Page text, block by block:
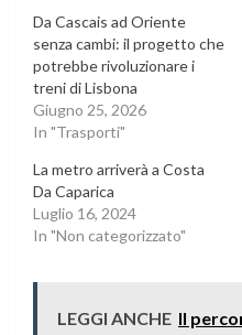
Da Cascais ad Oriente
senza cambi: il progetto che
potrebbe rivoluzionare i
treni di Lisbona
Giugno 25, 2026
In "Trasporti"
La metro arriverà a Costa
Da Caparica
Luglio 16, 2024
In "Non categorizzato"
LEGGI ANCHE Il